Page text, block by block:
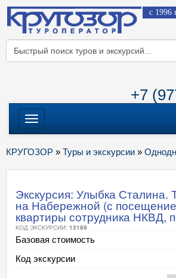
с 1996
+7
Меню
КРУГОЗОР » Туры и экскурсии »
Экскурсия: Улыбка Сталина.
на Набережной (с
квартиры сотрудника НКВД,
КОД ЭКСКУРСИИ: 13189
Базовая стоимость
Код экскурсии